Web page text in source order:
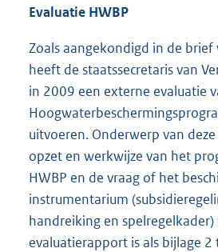
Evaluatie HWBP
Zoals aangekondigd in de
heeft de staatssecretaris van
in 2009 een externe evaluatie
uitvoeren. Onderwerp van
opzet en werkwijze van het
HWBP en de vraag of het
instrumentarium
handreiking en
evaluatierapport is als bijlage 2